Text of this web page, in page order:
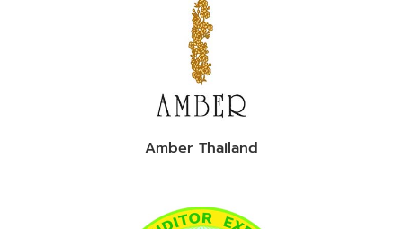
Amber Thailand